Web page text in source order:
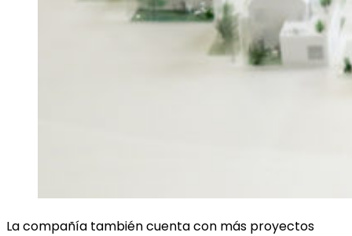
La compañía también cuenta con más proyectos